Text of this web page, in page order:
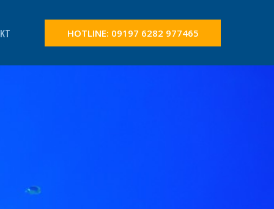
HOTLINE: 09197 6282 977465